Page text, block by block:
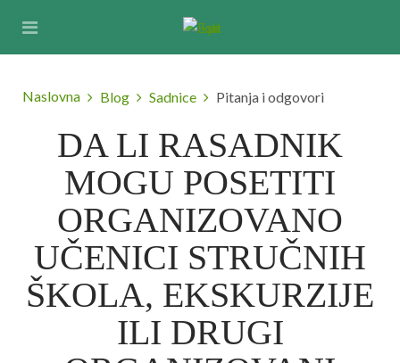
Naslovna Blog Sadnice Pitanja i odgovori
DA LI RASADNIK
MOGU POSETITI
ORGANIZOVANO
UČENICI STRUČNIH
ŠKOLA, EKSKURZIJE
ILI DRUGI